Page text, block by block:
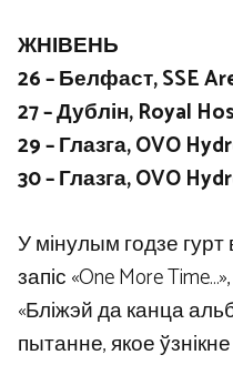
ЖНІВЕНЬ
26 – Белфаст, SSE
27 – Дублін, Royal
29 – Глазга, OVO
30 – Глазга, OVO
У мінулым годзе
запіс «One More Time…»,
«Бліжэй да канца
пытанне, якое